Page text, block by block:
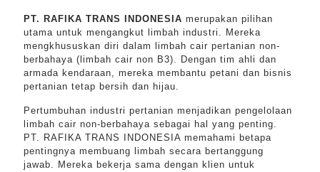
PT. RAFIKA TRANS INDONESIA merupakan pilihan
utama untuk mengangkut limbah industri. Mereka
mengkhususkan diri dalam limbah cair pertanian non-
berbahaya (limbah cair non B3). Dengan tim ahli dan
armada kendaraan, mereka membantu petani dan bisnis
pertanian tetap bersih dan hijau.
Pertumbuhan industri pertanian menjadikan pengelolaan
limbah cair non-berbahaya sebagai hal yang penting.
PT. RAFIKA TRANS INDONESIA memahami betapa
pentingnya membuang limbah secara bertanggung
jawab. Mereka bekerja sama dengan klien untuk